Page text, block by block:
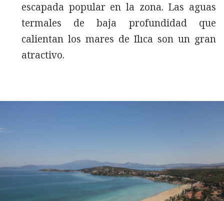
escapada popular en la zona. Las aguas
termales de baja profundidad que
calientan los mares de Ilıca son un gran
atractivo.